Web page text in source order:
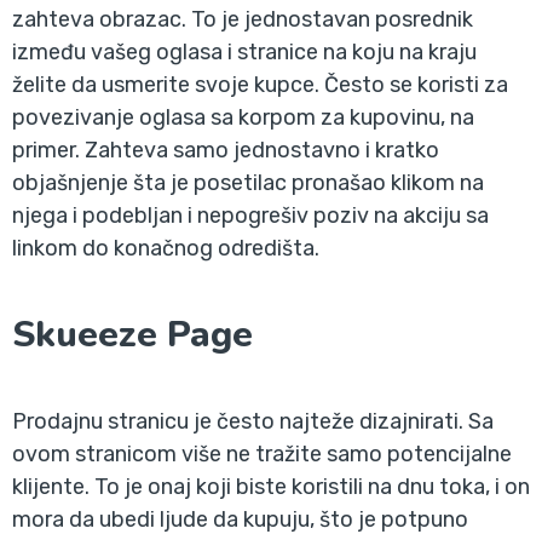
zahteva obrazac. To je jednostavan posrednik
između vašeg oglasa i stranice na koju na kraju
želite da usmerite svoje kupce. Često se koristi za
povezivanje oglasa sa korpom za kupovinu, na
primer. Zahteva samo jednostavno i kratko
objašnjenje šta je posetilac pronašao klikom na
njega i podebljan i nepogrešiv poziv na akciju sa
linkom do konačnog odredišta.
Skueeze Page
Prodajnu stranicu je često najteže dizajnirati. Sa
ovom stranicom više ne tražite samo potencijalne
klijente. To je onaj koji biste koristili na dnu toka, i on
mora da ubedi ljude da kupuju, što je potpuno